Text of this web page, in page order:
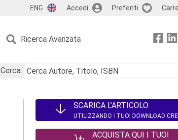
ENG Accedi Preferiti
Ricerca Avanzata
Cerca:
SCARICA L'ARTICOLO
UTILIZZANDO I TUOI DOWNLOAD
ACQUISTA QUI I TUOI